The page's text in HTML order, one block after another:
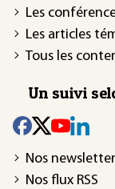
Les
Les articles
Tous les
Un suivi
Nos
Nos flux RSS